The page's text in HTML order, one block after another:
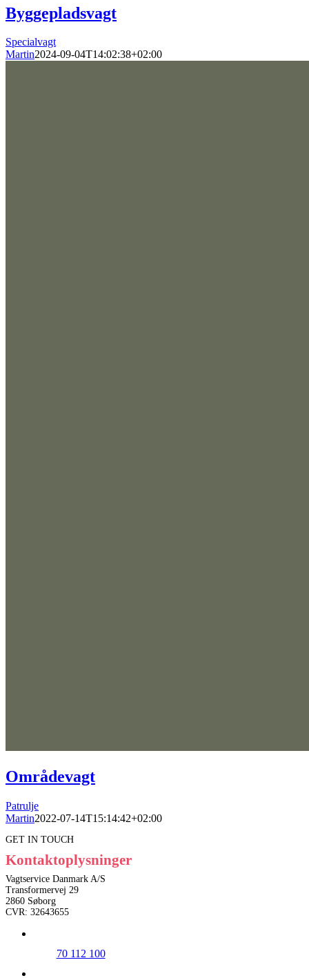
Byggepladsvagt
Specialvagt
Martin2024-09-04T14:02:38+02:00
Områdevagt
Patrulje
Martin2022-07-14T15:14:42+02:00
GET IN TOUCH
Kontaktoplysninger
Vagtservice Danmark A/S
Transformervej 29
2860 Søborg
CVR: 32643655
70 112 100